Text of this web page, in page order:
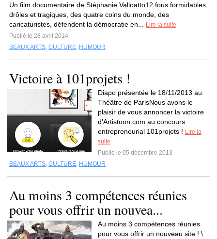
Un film documentaire de Stéphanie Valloatto12 fous formidables,
drôles et tragiques, des quatre coins du monde, des
caricaturistes, défendent la démocratie en...
Lire la suite
Publié le 28 avril 2014
BEAUX ARTS, CULTURE, HUMOUR
Victoire à 101projets !
Diapo présentée le 18/11/2013 au
Théâtre de ParisNous avons le
plaisir de vous annoncer la victoire
d'Artistoon.com au concours
entrepreneurial 101projets ! Lire la
suite
Publié le 05 décembre 2013
BEAUX ARTS, CULTURE, HUMOUR
Au moins 3 compétences réunies
pour vous offrir un nouvea...
Au moins 3 compétences réunies
pour vous offrir un nouveau site ! \